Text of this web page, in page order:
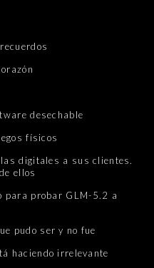
desechable
físicos
digitales a sus clientes.
ellos
para probar GLM-5.2 a
pudo ser y no fue
haciendo irrelevante